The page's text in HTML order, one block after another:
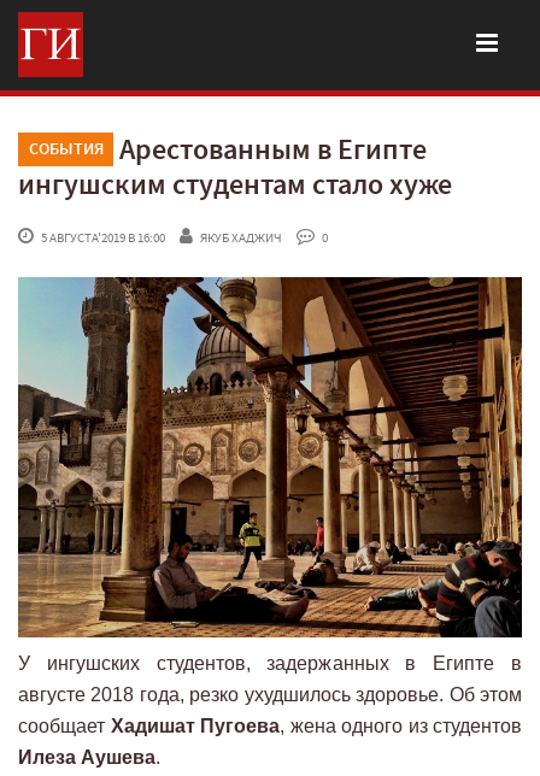
СОБЫТИЯ
Арестованным в Египте
ингушским студентам стало хуже
5 АВГУСТА'2019 В 16:00 ЯКУБ ХАДЖИЧ 0
У ингушских студентов, задержанных в Египте в
августе 2018 года, резко ухудшилось здоровье. Об этом
сообщает Хадишат Пугоева, жена одного из студентов
Илеза Аушева.